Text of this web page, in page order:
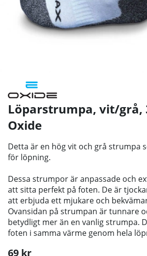
Löparstrumpa, vit/grå,
Oxide
Detta är en hög vit och grå strumpa
för löpning.
Dessa strumpor är anpassade och
att sitta perfekt på foten. De är
att erbjuda ett mjukare och
Ovansidan på strumpan är tunnare
betydligt mer än en vanlig strumpa.
foten i samma värme genom hela
69 kr